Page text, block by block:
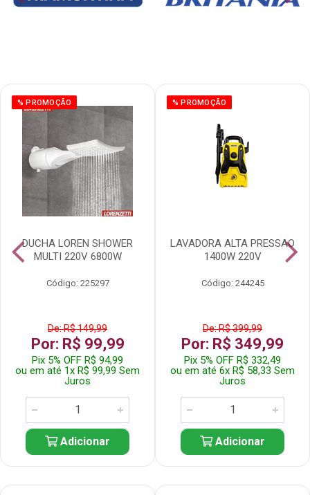
% PROMOÇÃO
DUCHA LOREN SHOWER
MULTI 220V 6800W
Código: 225297
De: R$ 149,99
Por: R$ 99,99
Pix 5% OFF R$ 94,99
ou em até 1x R$ 99,99 Sem
Juros
Adicionar
% PROMOÇÃO
LAVADORA ALTA PRESSAO
1400W 220V
Código: 244245
De: R$ 399,99
Por: R$ 349,99
Pix 5% OFF R$ 332,49
ou em até 6x R$ 58,33 Sem
Juros
Adicionar